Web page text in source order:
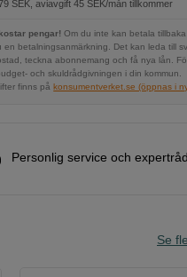
SEK, aviavgift 45 SEK/mån tillkommer
pengar! Om du inte kan betala
en betalningsanmärkning. Det kan leda till
teckna abonnemang och få nya lån.
och skuldrådgivningen i din kommun.
finns på konsumentverket.se (öppnas i
Personlig service och
Se